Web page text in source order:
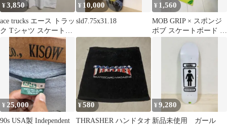
¥3,850
ace trucks エース トラッ
ク Tシャツ スケートボ
ード skate
¥ 10,000
sld7.75x31.18
¥ 1,560
MOB GRIP × スポンジ
ボブ スケートボード デ
¥ 25,000
90s USA製 Independent
¥580
THRASHER ハンドタオ
¥9,280
新品未使用 ガール